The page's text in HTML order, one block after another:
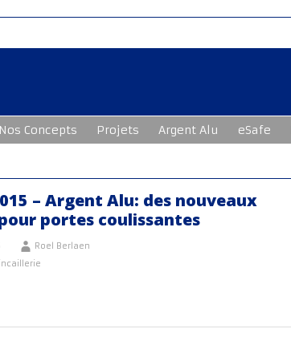
Nos Concepts Projets Argent Alu eSafe
– Argent Alu: des nouveaux
portes coulissantes
Roel Berlaen